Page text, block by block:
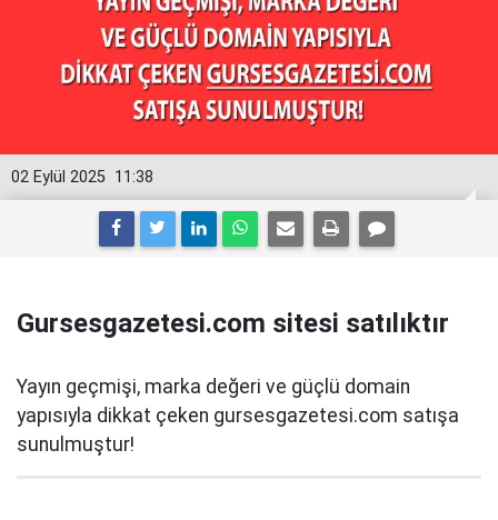
11:38
02 Eylül 2025
Gursesgazetesi.com sitesi satılıktır
Yayın geçmişi, marka değeri ve güçlü domain
yapısıyla dikkat çeken gursesgazetesi.com satışa
sunulmuştur!